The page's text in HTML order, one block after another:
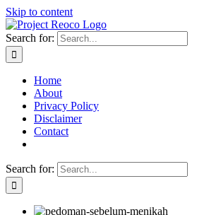
Skip to content
Search for:
Home
About
Privacy Policy
Disclaimer
Contact
Search for: